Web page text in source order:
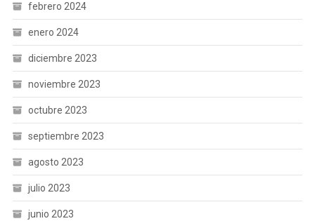
febrero 2024
enero 2024
diciembre 2023
noviembre 2023
octubre 2023
septiembre 2023
agosto 2023
julio 2023
junio 2023